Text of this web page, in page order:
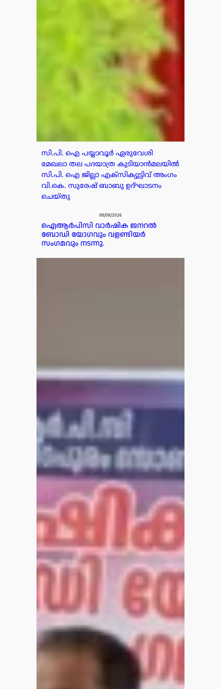
സി.പി. ഐ പയ്യാവൂർ ഏരുവേശി
മേഖലാ തല പദയാത്ര കുടിയാൻമലയിൽ
സി.പി. ഐ ജില്ലാ എക്സിക്യുട്ടിവ് അംഗം
വി.കെ. സുരേഷ് ബാബു ഉദ്ഘാടനം
ചെയ്തു
08/08/2026
ഐആർപിസി വാർഷിക ജനറൽ
ബോഡി യോഗവും വളണ്ടിയർ
സംഗമവും നടന്നു.